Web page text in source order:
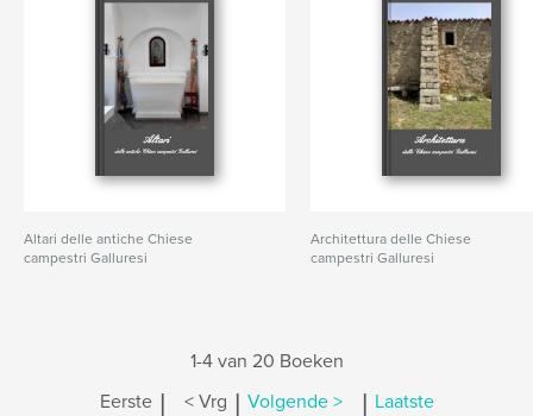
Altari delle antiche Chiese
campestri Galluresi
Architettura delle Chiese
campestri Galluresi
1-4 van 20 Boeken
Eerste | < Vrg | Volgende > | Laatste